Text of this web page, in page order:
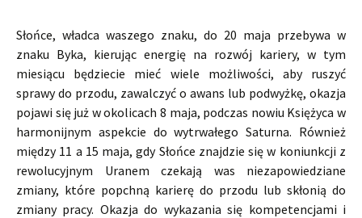
Słońce, władca waszego znaku, do 20 maja przebywa w
znaku Byka, kierując energię na rozwój kariery, w tym
miesiącu będziecie mieć wiele możliwości, aby ruszyć
sprawy do przodu, zawalczyć o awans lub podwyżkę, okazja
pojawi się już w okolicach 8 maja, podczas nowiu Księżyca w
harmonijnym aspekcie do wytrwałego Saturna. Również
między 11 a 15 maja, gdy Słońce znajdzie się w koniunkcji z
rewolucyjnym Uranem czekają was niezapowiedziane
zmiany, które popchną karierę do przodu lub skłonią do
zmiany pracy. Okazja do wykazania się kompetencjami i